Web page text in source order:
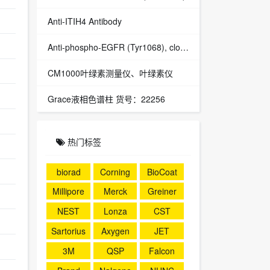
Anti-ITIH4 Antibody
Anti-phospho-EGFR (Tyr1068), clone EP774Y, Rabbit Monoclonal,Merck Millipore,货号：04-339
CM1000叶绿素测量仪、叶绿素仪
Grace液相色谱柱 货号：22256
热门标签
biorad Corning
BioCoat
Millipore
Merck
Greiner
NEST
Lonza
CST
Sartorius
Axygen
JET
3M
QSP
Falcon